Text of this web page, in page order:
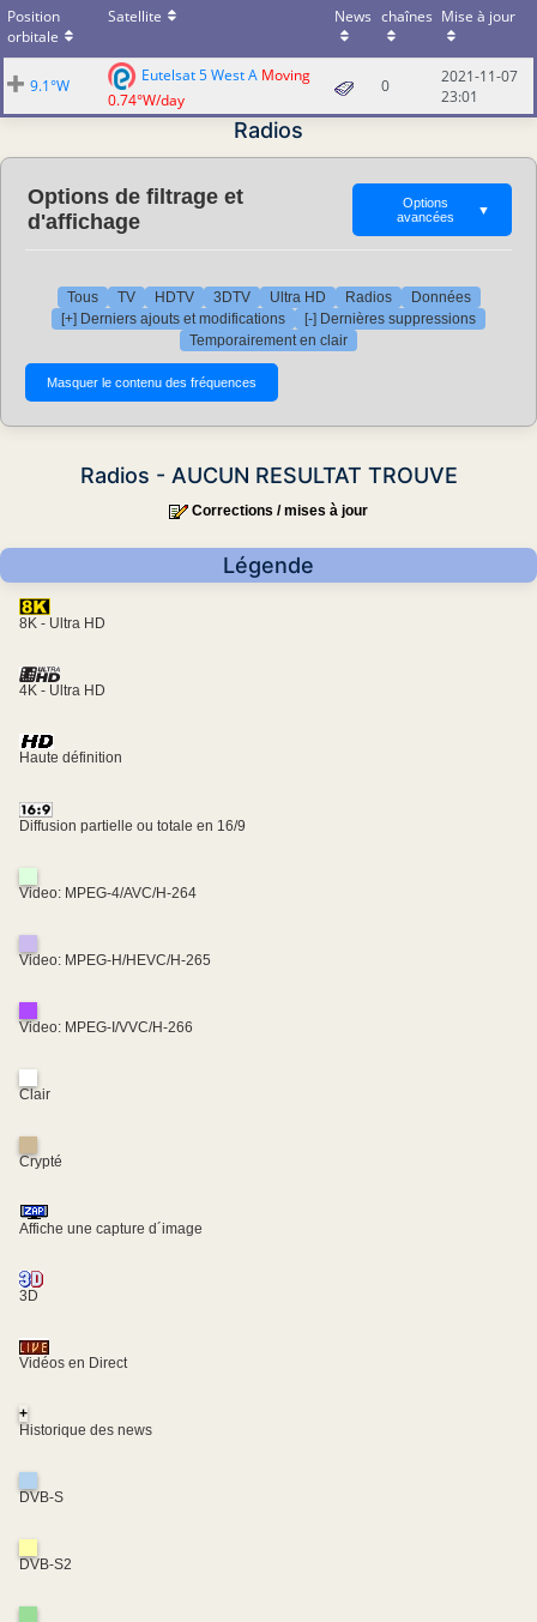
Position
orbitale
Satellite News chaînes Mise à jour
9.1°W
Eutelsat 5 West A Moving
0.74°W/day
0
2021-11-07
23:01
Radios
Options de filtrage et
d'affichage
Options
avancées
▼
Tous TV HDTV 3DTV Ultra HD Radios
Données
[+] Derniers ajouts et modifications
[-] Dernières suppressions
Temporairement en clair
Radios - AUCUN RESULTAT TROUVE
Corrections / mises à jour
Légende
8K - Ultra HD
4K - Ultra HD
Haute définition
Diffusion partielle ou totale en 16/9
Video: MPEG-4/AVC/H-264
Video: MPEG-H/HEVC/H-265
Video: MPEG-I/VVC/H-266
Clair
Crypté
Affiche une capture d´image
3D
Vidéos en Direct
+
Historique des news
DVB-S
DVB-S2